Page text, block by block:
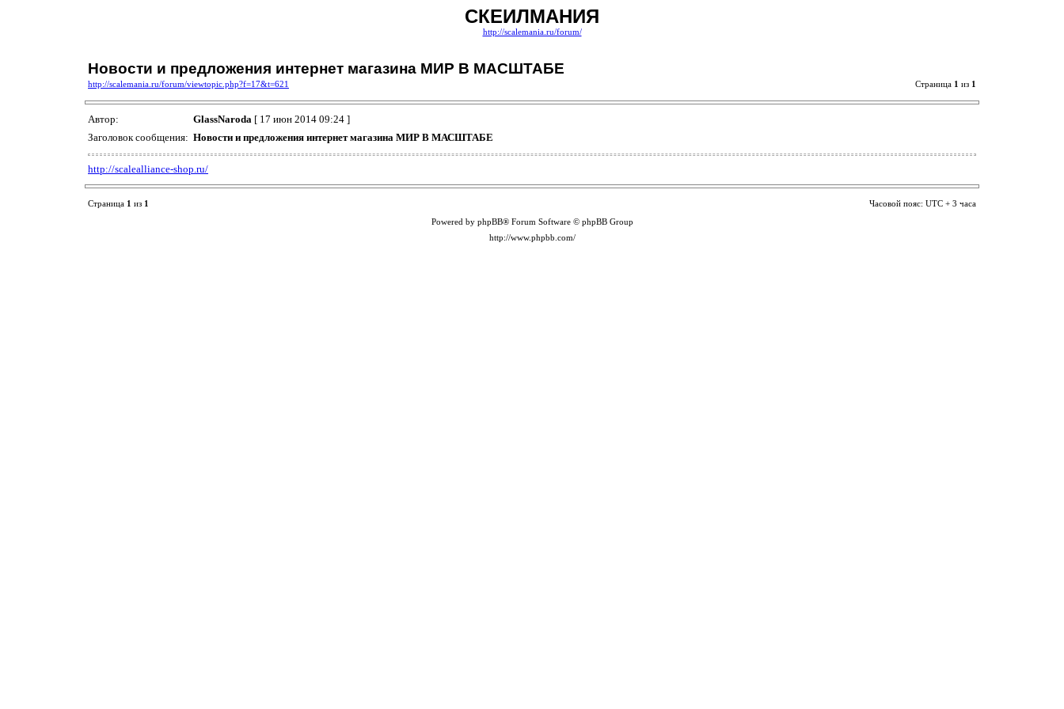
СКЕИЛМАНИЯ
http://scalemania.ru/forum/
Новости и предложения интернет магазина МИР В МАСШТАБЕ
http://scalemania.ru/forum/viewtopic.php?f=17&t=621 Страница 1 из 1
Автор: GlassNaroda [ 17 июн 2014 09:24 ]
Заголовок сообщения: Новости и предложения интернет магазина МИР В МАСШТАБЕ
http://scalealliance-shop.ru/
Страница 1 из 1 Часовой пояс: UTC + 3 часа
Powered by phpBB® Forum Software © phpBB Group
http://www.phpbb.com/